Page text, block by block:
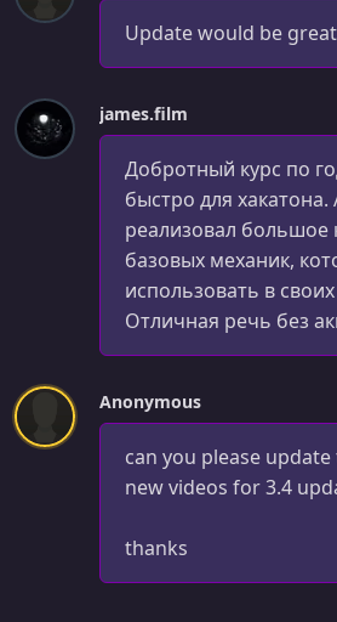
Canvas Layer + UI
УРОК 44.
VBoxContainer + Review
UI Themes + Styleboxes
Pausing + Pause Menu
Pause Menu Polish + Double Jump
УРОК 48.
Player FSM + Review
Wall Slide State + Review
Update would be
james.film
Добротный курс по
быстро для хакатона.
реализовал большое
базовых механик,
использовать в
Отличная речь без
Anonymous
can you please
new videos for 3.4
thanks